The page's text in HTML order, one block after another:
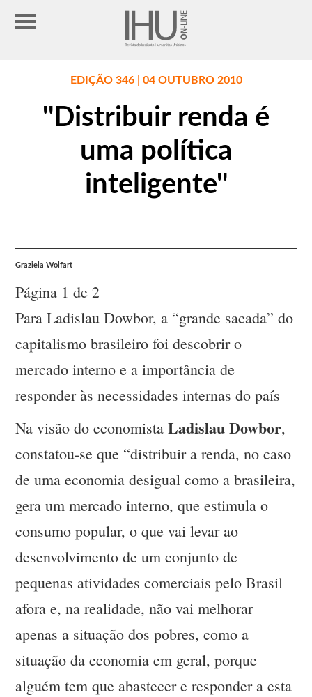
EDIÇÃO 346 | 04 OUTUBRO 2010
''Distribuir renda é
uma política
inteligente''
Graziela Wolfart
Página 1 de 2
Para Ladislau Dowbor, a “grande sacada” do
capitalismo brasileiro foi descobrir o
mercado interno e a importância de
responder às necessidades internas do país
Na visão do economistaLadislau Dowbor,
constatou-se que “distribuir a renda, no caso
de uma economia desigual como a brasileira,
gera um mercado interno, que estimula o
consumo popular, o que vai levar ao
desenvolvimento de um conjunto de
pequenas atividades comerciais pelo Brasil
afora e, na realidade, não vai melhorar
apenas a situação dos pobres, como a
situação da economia em geral, porque
alguém tem que abastecer e responder a esta